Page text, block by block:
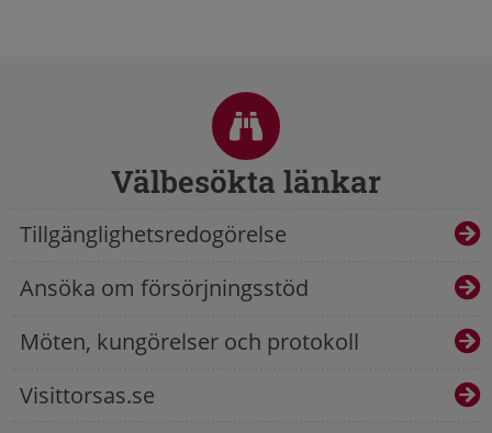
Välbesökta länkar
Tillgänglighetsredogörelse
Ansöka om försörjningsstöd
Möten, kungörelser och protokoll
Visittorsas.se